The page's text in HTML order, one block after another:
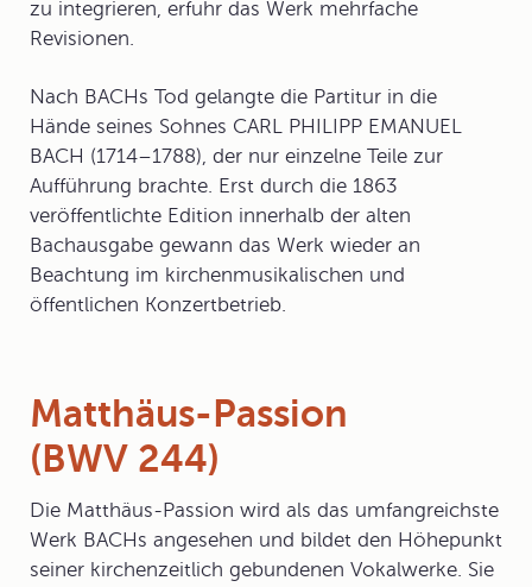
zu integrieren, erfuhr das Werk mehrfache
Revisionen.
Nach BACHs Tod gelangte die Partitur in die
Hände seines Sohnes CARL PHILIPP EMANUEL
BACH (1714–1788), der nur einzelne Teile zur
Aufführung brachte. Erst durch die 1863
veröffentlichte Edition innerhalb der alten
Bachausgabe gewann das Werk wieder an
Beachtung im kirchenmusikalischen und
öffentlichen Konzertbetrieb.
Matthäus-Passion
(BWV 244)
Die Matthäus-Passion wird als das umfangreichste
Werk BACHs angesehen und bildet den Höhepunkt
seiner kirchenzeitlich gebundenen Vokalwerke. Sie